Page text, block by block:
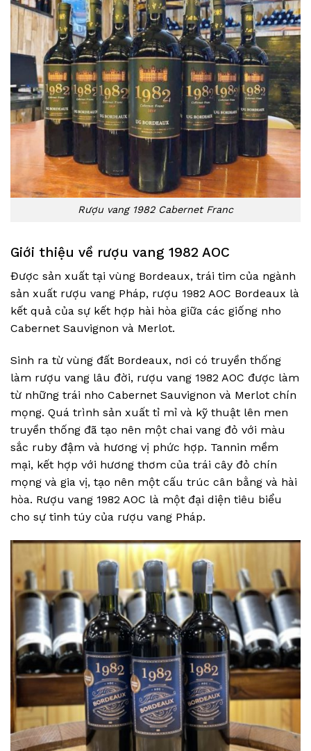
Rượu vang 1982 Cabernet Franc
Giới thiệu về rượu vang 1982 AOC
Được sản xuất tại vùng Bordeaux, trái tim của ngành
sản xuất rượu vang Pháp, rượu 1982 AOC Bordeaux là
kết quả của sự kết hợp hài hòa giữa các giống nho
Cabernet Sauvignon và Merlot.
Sinh ra từ vùng đất Bordeaux, nơi có truyền thống
làm rượu vang lâu đời, rượu vang 1982 AOC được làm
từ những trái nho Cabernet Sauvignon và Merlot chín
mọng. Quá trình sản xuất tỉ mỉ và kỹ thuật lên men
truyền thống đã tạo nên một chai vang đỏ với màu
sắc ruby đậm và hương vị phức hợp. Tannin mềm
mại, kết hợp với hương thơm của trái cây đỏ chín
mọng và gia vị, tạo nên một cấu trúc cân bằng và hài
hòa. Rượu vang 1982 AOC là một đại diện tiêu biểu
cho sự tinh túy của rượu vang Pháp.